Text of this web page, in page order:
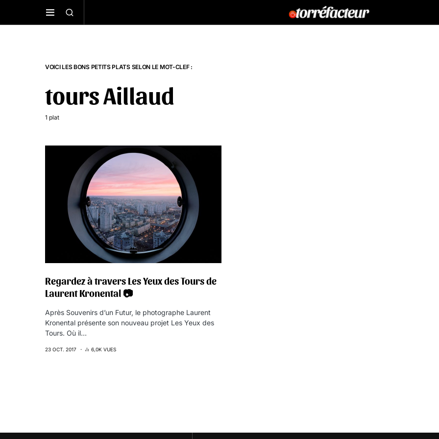
VOICI LES BONS PETITS PLATS SELON LE MOT-CLEF :
tours Aillaud
1 plat
Regardez à travers Les Yeux des Tours de
Laurent Kronental 📷
Après Souvenirs d’un Futur, le photographe Laurent
Kronental présente son nouveau projet Les Yeux des
Tours. Où il…
23 OCT. 2017 6,0K VUES